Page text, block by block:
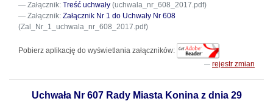
Załącznik: Treść uchwały (uchwala_nr_608_2017.pdf)
Załącznik: Załącznik Nr 1 do Uchwały Nr 608
(Zal_Nr_1_uchwala_nr_608_2017.pdf)
Pobierz aplikację do wyświetlania załączników:
rejestr zmian
Uchwała Nr 607 Rady Miasta Konina z dnia 29